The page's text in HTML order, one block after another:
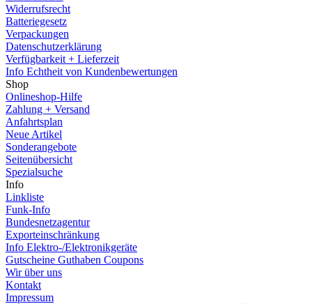
Widerrufsrecht
Batteriegesetz
Verpackungen
Datenschutzerklärung
Verfügbarkeit + Lieferzeit
Info Echtheit von Kundenbewertungen
Shop
Onlineshop-Hilfe
Zahlung + Versand
Anfahrtsplan
Neue Artikel
Sonderangebote
Seitenübersicht
Spezialsuche
Info
Linkliste
Funk-Info
Bundesnetzagentur
Exporteinschränkung
Info Elektro-/Elektronikgeräte
Gutscheine Guthaben Coupons
Wir über uns
Kontakt
Impressum